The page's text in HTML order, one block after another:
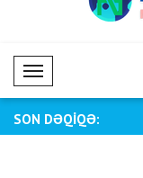
Mobil Menü
SON DƏQİQƏ:
ABŞ münasibətləri